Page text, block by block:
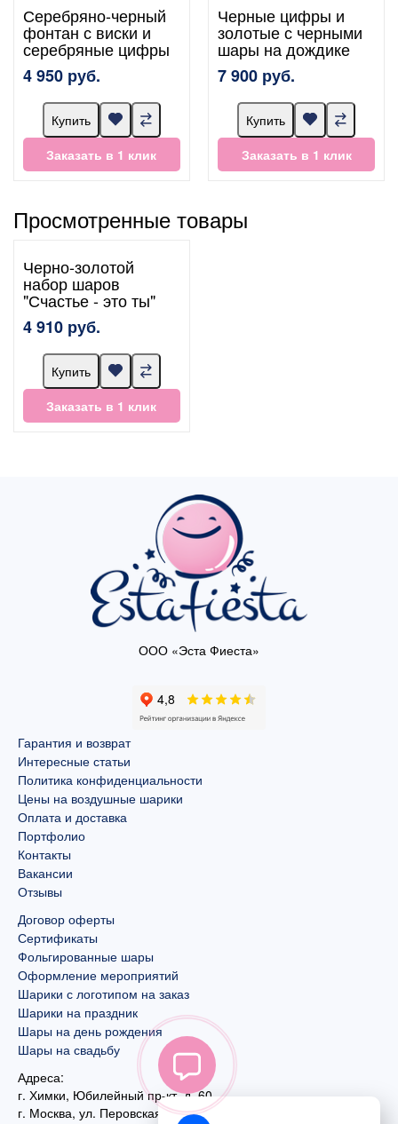
Серебряно-черный
фонтан с виски и
серебряные цифры
4 950 руб.
Купить
Заказать в 1 клик
Черные цифры и
золотые с черными
шары на дождике
7 900 руб.
Купить
Заказать в 1 клик
Просмотренные товары
Черно-золотой
набор шаров
"Счастье - это ты"
4 910 руб.
Купить
Заказать в 1 клик
ООО «Эста Фиеста»
Гарантия и возврат
Интересные статьи
Политика конфиденциальности
Цены на воздушные шарики
Оплата и доставка
Портфолио
Контакты
Вакансии
Отзывы
Договор оферты
Сертификаты
Фольгированные шары
Оформление мероприятий
Шарики с логотипом на заказ
Шарики на праздник
Шары на день рождения
Шары на свадьбу
Адреса:
г. Химки, Юбилейный пр-кт, д. 60
г. Москва, ул. Перовская, д. 59